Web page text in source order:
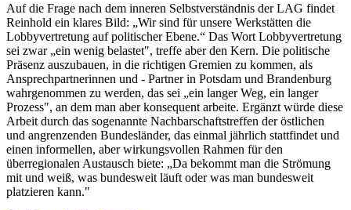
Auf die Frage nach dem inneren Selbstverständnis der LAG findet
Reinhold ein klares Bild: „Wir sind für unsere Werkstätten die
Lobbyvertretung auf politischer Ebene.“ Das Wort Lobbyvertretung
sei zwar „ein wenig belastet", treffe aber den Kern. Die politische
Präsenz auszubauen, in die richtigen Gremien zu kommen, als
Ansprechpartnerinnen und - Partner in Potsdam und Brandenburg
wahrgenommen zu werden, das sei „ein langer Weg, ein langer
Prozess", an dem man aber konsequent arbeite. Ergänzt würde diese
Arbeit durch das sogenannte Nachbarschaftstreffen der östlichen
und angrenzenden Bundesländer, das einmal jährlich stattfindet und
einen informellen, aber wirkungsvollen Rahmen für den
überregionalen Austausch biete: „Da bekommt man die Strömung
mit und weiß, was bundesweit läuft oder was man bundesweit
platzieren kann."